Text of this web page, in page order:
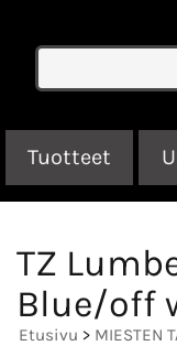
Tuotteet
TZ
Blue/off
Etusivu > MIESTEN